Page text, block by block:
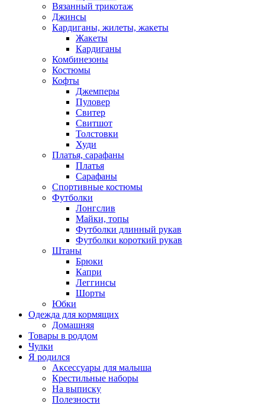
Вязанный трикотаж
Джинсы
Кардиганы, жилеты, жакеты
Жакеты
Кардиганы
Комбинезоны
Костюмы
Кофты
Джемперы
Пуловер
Свитер
Свитшот
Толстовки
Худи
Платья, сарафаны
Платья
Сарафаны
Спортивные костюмы
Футболки
Лонгслив
Майки, топы
Футболки длинный рукав
Футболки короткий рукав
Штаны
Брюки
Капри
Леггинсы
Шорты
Юбки
Одежда для кормящих
Домашняя
Товары в роддом
Чулки
Я родился
Аксессуары для малыша
Крестильные наборы
На выписку
Полезности